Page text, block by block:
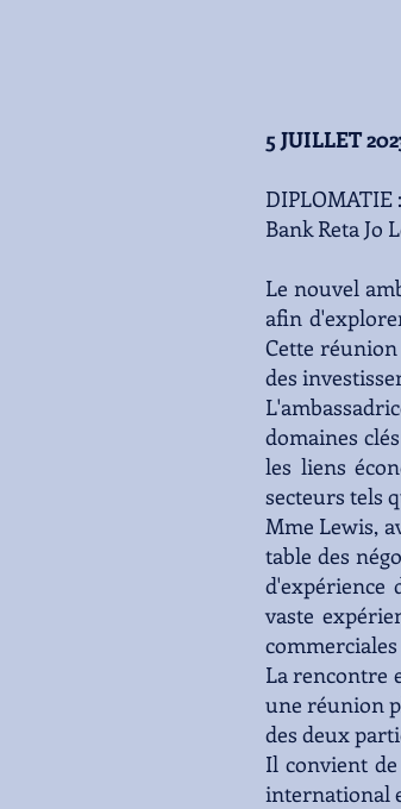
5 JUILLET
DIPLOMATIE
Bank Reta Jo
Le nouvel
afin
Cette
des
domaines
les liens
secteurs tels
Mme Lewis,
table des
d'expérience
vaste
La rencontre
une réunion
des deux
Il convient
international